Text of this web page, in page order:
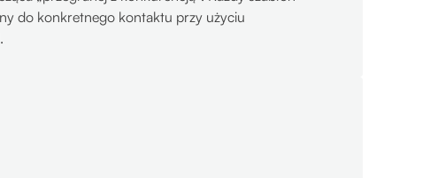
do konkretnego kontaktu przy użyciu